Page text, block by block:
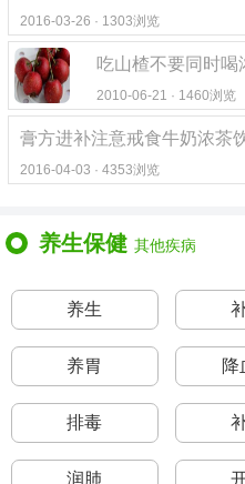
2016-03-26 · 1303浏览
吃山楂不要同时喝
2010-06-21 · 1460浏览
膏方进补注意戒食牛奶浓茶
2016-04-03 · 4353浏览
养生保健 其他疾病
养生
养胃 降
排毒
润肺